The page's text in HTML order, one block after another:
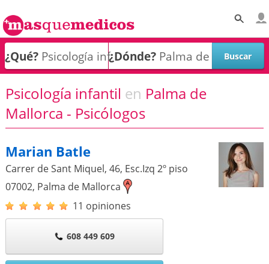
¿Qué? ¿Dónde?
Psicología infantil en Palma de
Mallorca - Psicólogos
Marian Batle
Carrer de Sant Miquel, 46, Esc.Izq 2º piso
07002, Palma de Mallorca
11 opiniones
608 449 609